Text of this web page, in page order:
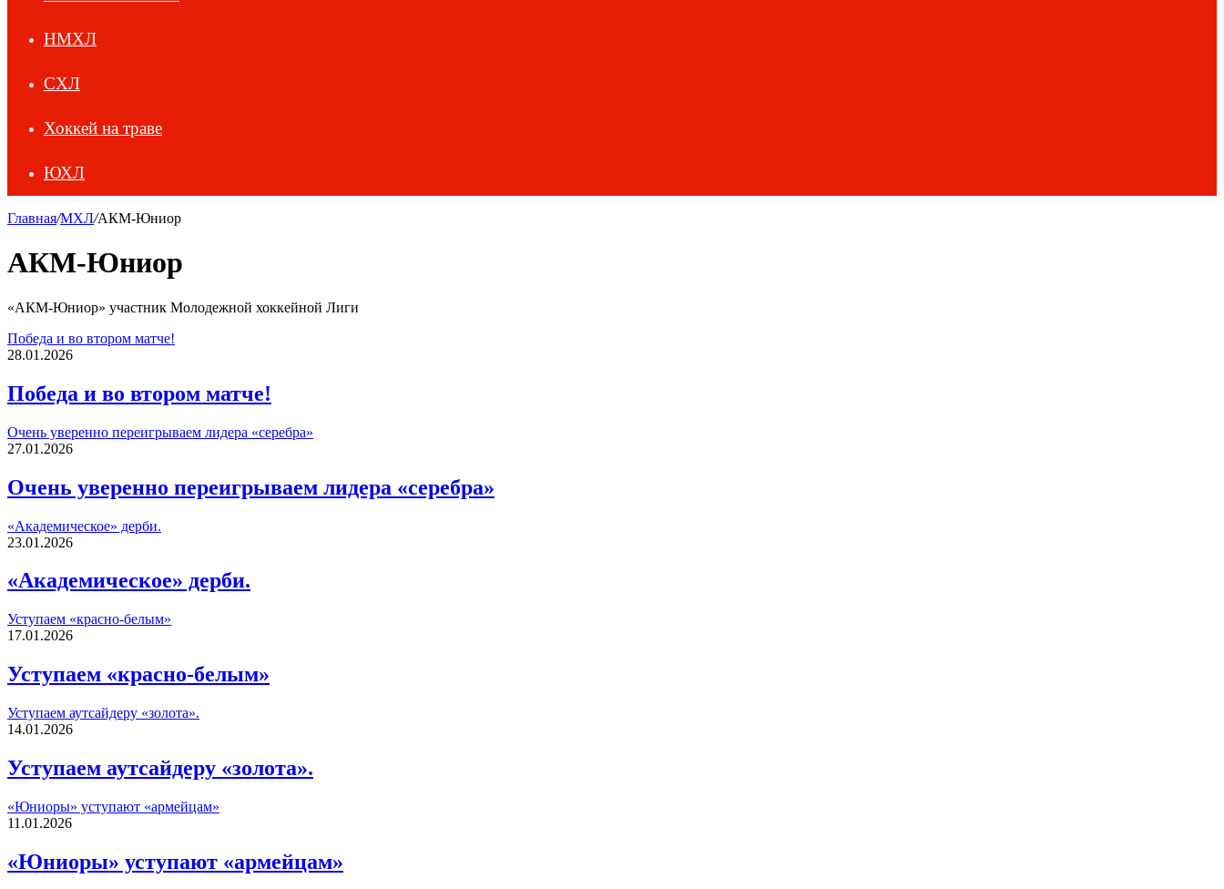
НМХЛ
СХЛ
Хоккей на траве
ЮХЛ
Главная/МХЛ/АКМ-Юниор
АКМ-Юниор
«АКМ-Юниор» участник Молодежной хоккейной Лиги
Победа и во втором матче!
28.01.2026
Победа и во втором матче!
Очень уверенно переигрываем лидера «серебра»
27.01.2026
Очень уверенно переигрываем лидера «серебра»
«Академическое» дерби.
23.01.2026
«Академическое» дерби.
Уступаем «красно-белым»
17.01.2026
Уступаем «красно-белым»
Уступаем аутсайдеру «золота».
14.01.2026
Уступаем аутсайдеру «золота».
«Юниоры» уступают «армейцам»
11.01.2026
«Юниоры» уступают «армейцам»